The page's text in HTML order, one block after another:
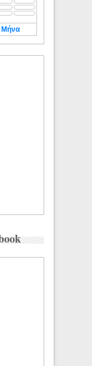
Μήνα